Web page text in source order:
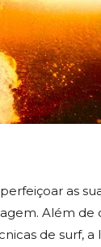
as
Além de
de surf,